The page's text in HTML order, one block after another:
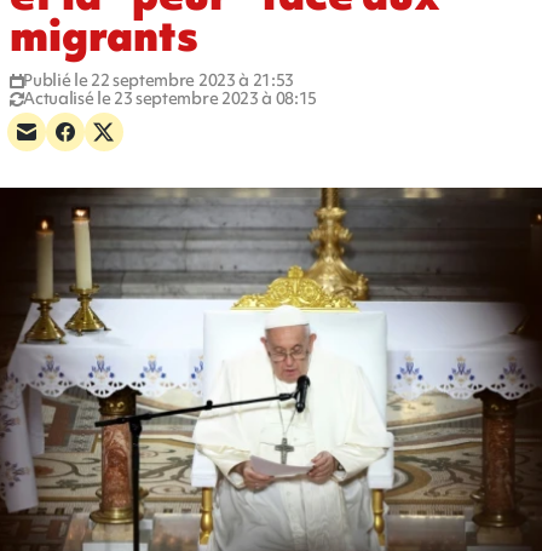
migrants
Publié le 22 septembre 2023 à 21:53
Actualisé le 23 septembre 2023 à 08:15